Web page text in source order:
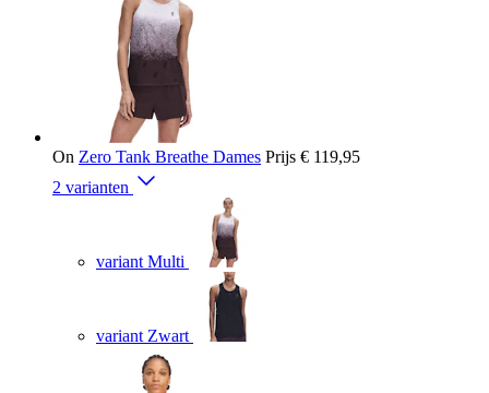
On Zero Tank Breathe Dames Prijs € 119,95
2 varianten
variant Multi
variant Zwart